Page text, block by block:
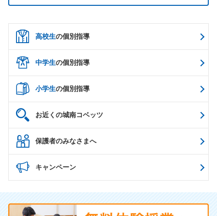
高校生の個別指導
中学生の個別指導
小学生の個別指導
お近くの城南コベッツ
保護者のみなさまへ
キャンペーン